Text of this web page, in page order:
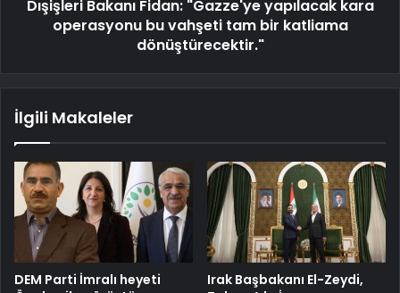
Dışişleri Bakanı Fidan: "Gazze'ye yapılacak kara
operasyonu bu vahşeti tam bir katliama
dönüştürecektir."
İlgili Makaleler
DEM Parti İmralı heyeti
Irak Başbakanı El-Zeydi,